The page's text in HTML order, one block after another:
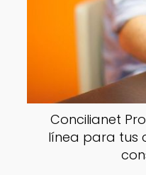
Concilianet
línea para tus